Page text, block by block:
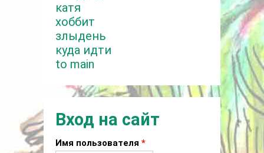
катя
хоббит
злыдень
куда идти
to main
Вход на сайт
Имя пользователя *